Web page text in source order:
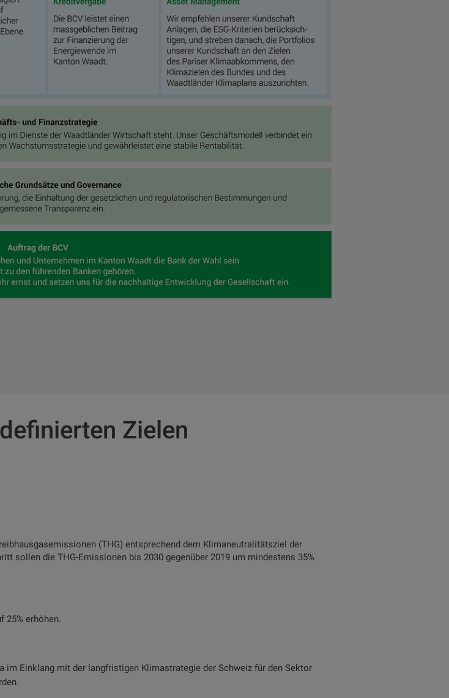
Zielen
(THG) entsprechend dem Klimaneutralitätsziel der
sollen die THG-Emissionen bis 2030 gegenüber 2019 um mindestens 35%
25% erhöhen.
Einklang mit der langfristigen Klimastrategie der Schweiz für den Sektor